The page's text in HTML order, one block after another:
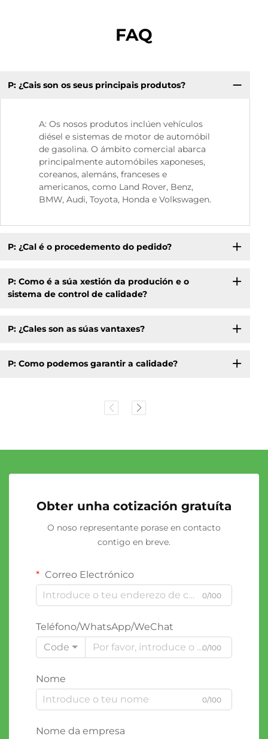
FAQ
P: ¿Cais son os seus principais produtos?
A: Os nosos produtos inclúen vehículos
diésel e sistemas de motor de automóbil
de gasolina. O ámbito comercial abarca
principalmente automóbiles xaponeses,
coreanos, alemáns, franceses e
americanos, como Land Rover, Benz,
BMW, Audi, Toyota, Honda e Volkswagen.
P: ¿Cal é o procedemento do pedido?
P: Como é a súa xestión da produción e o
sistema de control de calidade?
P: ¿Cales son as súas vantaxes?
P: Como podemos garantir a calidade?
Obter unha cotización gratuíta
O noso representante porase en contacto
contigo en breve.
Correo Electrónico
0/100
Teléfono/WhatsApp/WeChat
Code
0/100
Nome
0/100
Nome da empresa